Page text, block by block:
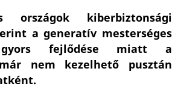
kiberbiztonsági
a generatív mesterséges
gyors fejlődése miatt a
nem kezelhető pusztán